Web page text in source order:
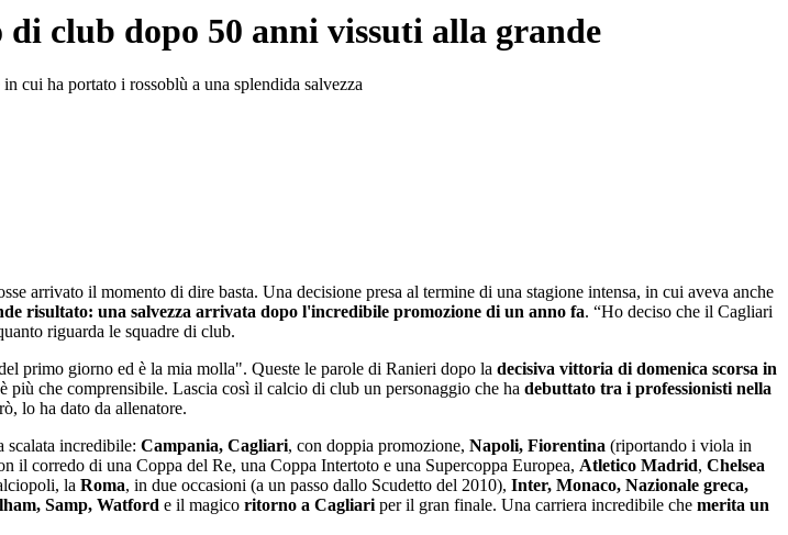
club dopo 50 anni vissuti alla grande
cui ha portato i rossoblù a una splendida salvezza
arrivato il momento di dire basta. Una decisione presa al termine di una stagione intensa, in cui aveva anche
risultato: una salvezza arrivata dopo l'incredibile promozione di un anno fa. “Ho deciso che il Cagliari
riguarda le squadre di club.
primo giorno ed è la mia molla". Queste le parole di Ranieri dopo la decisiva vittoria di domenica scorsa in
che comprensibile. Lascia così il calcio di club un personaggio che ha debuttato tra i professionisti nella
lo ha dato da allenatore.
scalata incredibile: Campania, Cagliari, con doppia promozione, Napoli, Fiorentina (riportando i viola in
il corredo di una Coppa del Re, una Coppa Intertoto e una Supercoppa Europea, Atletico Madrid, Chelsea
la Roma, in due occasioni (a un passo dallo Scudetto del 2010), Inter, Monaco, Nazionale greca,
Samp, Watford e il magico ritorno a Cagliari per il gran finale. Una carriera incredibile che merita un